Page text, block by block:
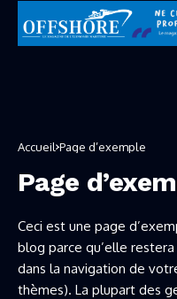
Accueil Page d’exemple
Page
Ceci est une page
blog parce qu’elle
dans la navigation de
thèmes). La plupart des